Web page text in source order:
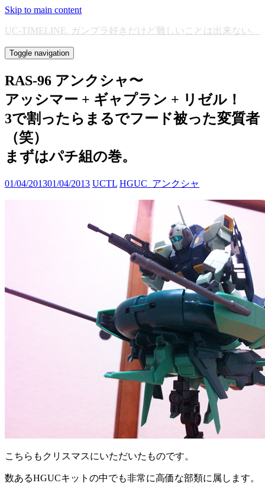
Skip to main content
UC-TIMELINE. ガンプラ好きだけど難しいことは出来ない。
Toggle navigation
RAS-96 アンクシャ〜
アッシマー + ギャプラン + リゼル！
3で割ったらまるでフード被った変質者
（笑）
まずはパチ組の巻。
01/04/201301/04/2013 UCTL HGUC_アンクシャ
こちらもクリスマスにいただいたものです。
数あるHGUCキットの中でも非常に高価な部類に属します。